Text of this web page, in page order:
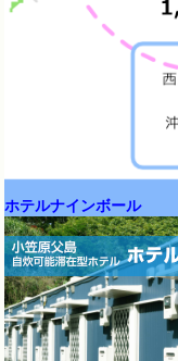
ホテルナインボール